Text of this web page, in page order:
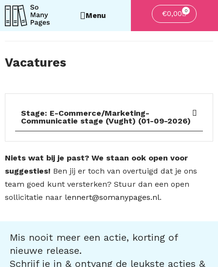
€0,00 0
Vacatures
Stage: E-Commerce/Marketing-
Communicatie stage (Vught) (01-09-2026)
Niets wat bij je past? We staan ook open voor
suggesties! Ben jij er toch van overtuigd dat je ons
team goed kunt versterken? Stuur dan een open
sollicitatie naar lennert@somanypages.nl.
Mis nooit meer een actie, korting of
nieuwe release.
Schrijf je in & ontvang de leukste acties &